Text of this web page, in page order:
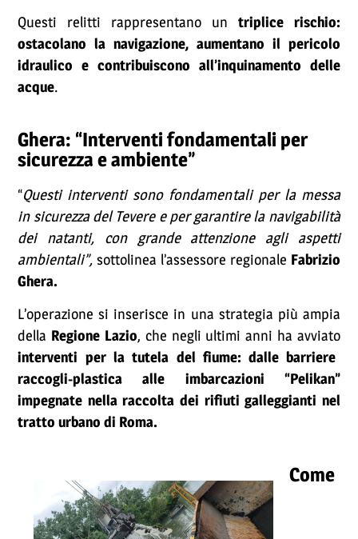
Questi relitti rappresentano un triplice rischio:
ostacolano la navigazione, aumentano il pericolo
idraulico e contribuiscono all’inquinamento delle
acque.
Ghera: “Interventi fondamentali per
sicurezza e ambiente”
“Questi interventi sono fondamentali per la messa
in sicurezza del Tevere e per garantire la navigabilità
dei natanti, con grande attenzione agli aspetti
ambientali”, sottolinea l’assessore regionale Fabrizio
Ghera.
L’operazione si inserisce in una strategia più ampia
della Regione Lazio, che negli ultimi anni ha avviato
interventi per la tutela del fiume: dalle barriere
raccogli-plastica alle imbarcazioni “Pelikan”
impegnate nella raccolta dei rifiuti galleggianti nel
tratto urbano di Roma.
Come